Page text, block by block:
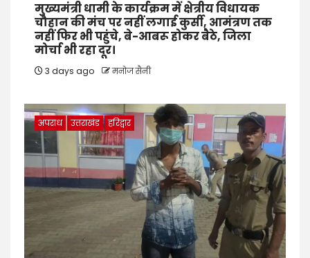
मुख्यमंत्री धामी के कार्यक्रम में क्षेत्रीय विधायक
चौहान की मंच पर नहीं लगाई कुर्सी, आमंत्रण तक
नहीं फिर भी पहुंचे, बे-आबरू होकर बैठे, जिला
मोर्चा भी रहा दूर।
3 days ago मनोज सैनी
अपराध उत्तराखंड हरिद्वार